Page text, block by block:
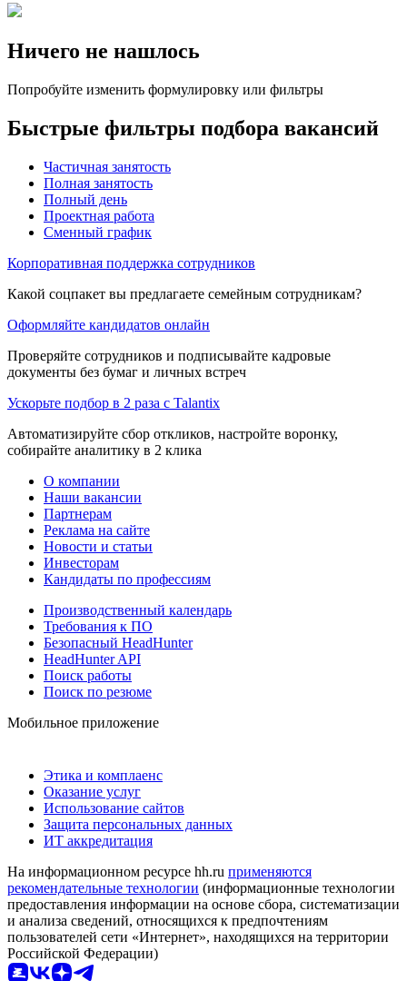
Ничего не нашлось
Попробуйте изменить формулировку или фильтры
Быстрые фильтры подбора вакансий
Частичная занятость
Полная занятость
Полный день
Проектная работа
Сменный график
Корпоративная поддержка сотрудников
Какой соцпакет вы предлагаете семейным сотрудникам?
Оформляйте кандидатов онлайн
Проверяйте сотрудников и подписывайте кадровые
документы без бумаг и личных встреч
Ускорьте подбор в 2 раза с Talantix
Автоматизируйте сбор откликов, настройте воронку,
собирайте аналитику в 2 клика
О компании
Наши вакансии
Партнерам
Реклама на сайте
Новости и статьи
Инвесторам
Кандидаты по профессиям
Производственный календарь
Требования к ПО
Безопасный HeadHunter
HeadHunter API
Поиск работы
Поиск по резюме
Мобильное приложение
Этика и комплаенс
Оказание услуг
Использование сайтов
Защита персональных данных
ИТ аккредитация
На информационном ресурсе hh.ru применяются
рекомендательные технологии (информационные технологии
предоставления информации на основе сбора, систематизации
и анализа сведений, относящихся к предпочтениям
пользователей сети «Интернет», находящихся на территории
Российской Федерации)